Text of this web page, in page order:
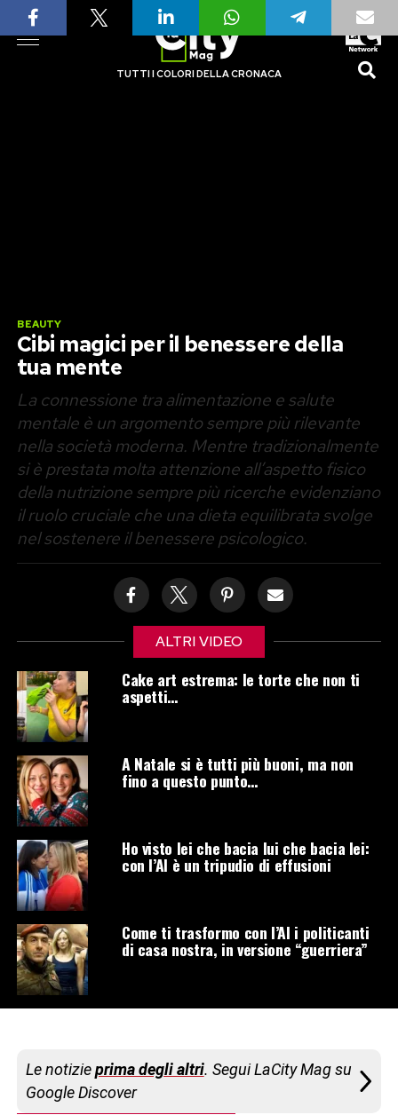
TUTTI I COLORI DELLA CRONACA
BEAUTY
Cibi magici per il benessere della
tua mente
La connessione tra alimentazione e salute
mentale è un argomento sempre più rilevante
nella società moderna. Mentre tradizionalmente
si è prestata molta attenzione all’aspetto fisico
della nutrizione sempre più ricerche evidenziano
il ruolo cruciale che una dieta equilibrata svolge
nel sostenere il benessere psicologico.
ALTRI VIDEO
Cake art estrema: le torte che non ti
aspetti…
A Natale si è tutti più buoni, ma non
fino a questo punto…
Ho visto lei che bacia lui che bacia lei:
con l’AI è un tripudio di effusioni
Come ti trasformo con l’AI i politicanti
di casa nostra, in versione “guerriera”
Le notizieprima degli altri. Segui LaCity Mag su
Google Discover